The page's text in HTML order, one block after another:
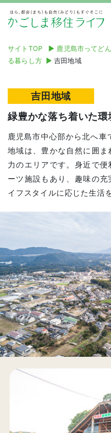
サイトTOP ▶︎ 鹿児島市ってど
る暮らし方 ▶︎ 吉田地域
吉田地域
緑豊かな落ち着いた
鹿児島市中心部から北へ
地域は、豊かな自然に囲
力のエリアです。身近で
ーツ施設もあり、趣味の
イフスタイルに応じた生活